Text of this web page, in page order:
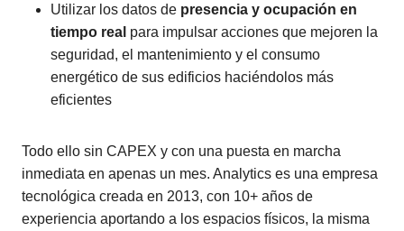
Utilizar los datos de presencia y ocupación en
tiempo real para impulsar acciones que mejoren la
seguridad, el mantenimiento y el consumo
energético de sus edificios haciéndolos más
eficientes
Todo ello sin CAPEX y con una puesta en marcha
inmediata en apenas un mes. Analytics es una empresa
tecnológica creada en 2013, con 10+ años de
experiencia aportando a los espacios físicos, la misma